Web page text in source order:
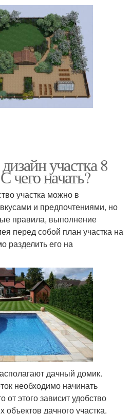
участка 8
чего начать?
участка можно в
и предпочтениями, но
правила, выполнение
перед собой план участка на
разделить его на
дачный домик.
необходимо начинать
от этого зависит удобство
дачного участка.